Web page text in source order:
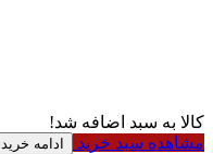
کالا به سبد اضافه شد!
مشاهده سبد خرید
ادامه خرید